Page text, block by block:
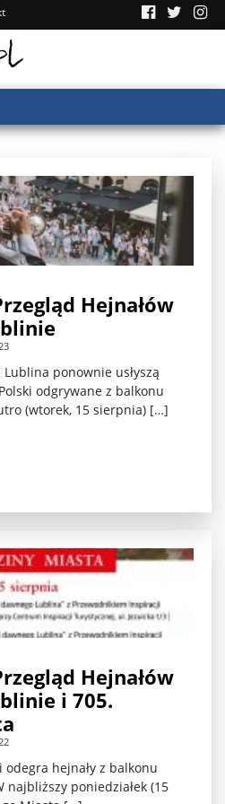
Hejnałów
ponownie usłyszą
odgrywane z balkonu
(wtorek, 15 sierpnia) […]
Hejnałów
i 705.
odegra hejnały z balkonu
najbliższy poniedziałek (15